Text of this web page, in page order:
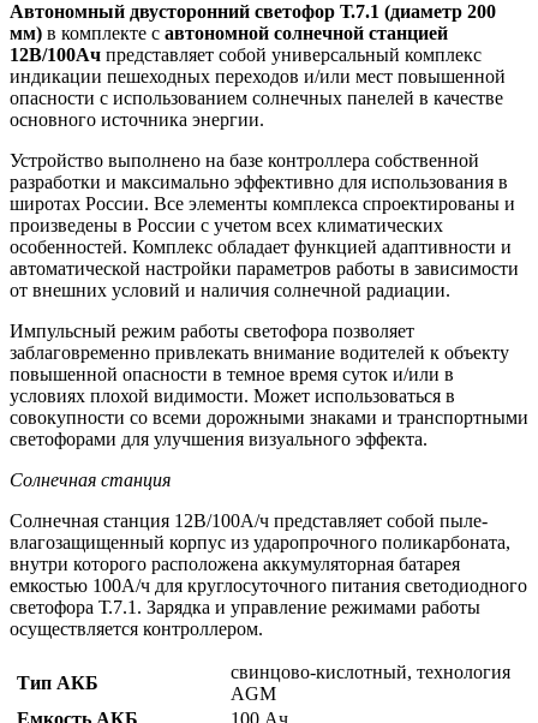
Автономный двусторонний светофор Т.7.1 (диаметр 200
мм) в комплекте с автономной солнечной станцией
12В/100Ач представляет собой универсальный комплекс
индикации пешеходных переходов и/или мест повышенной
опасности с использованием солнечных панелей в качестве
основного источника энергии.
Устройство выполнено на базе контроллера собственной
разработки и максимально эффективно для использования в
широтах России. Все элементы комплекса спроектированы и
произведены в России с учетом всех климатических
особенностей. Комплекс обладает функцией адаптивности и
автоматической настройки параметров работы в зависимости
от внешних условий и наличия солнечной радиации.
Импульсный режим работы светофора позволяет
заблаговременно привлекать внимание водителей к объекту
повышенной опасности в темное время суток и/или в
условиях плохой видимости. Может использоваться в
совокупности со всеми дорожными знаками и транспортными
светофорами для улучшения визуального эффекта.
Солнечная станция
Солнечная станция 12В/100А/ч представляет собой пыле-
влагозащищенный корпус из ударопрочного поликарбоната,
внутри которого расположена аккумуляторная батарея
емкостью 100А/ч для круглосуточного питания светодиодного
светофора Т.7.1. Зарядка и управление режимами работы
осуществляется контроллером.
Тип АКБ
свинцово-кислотный, технология
AGM